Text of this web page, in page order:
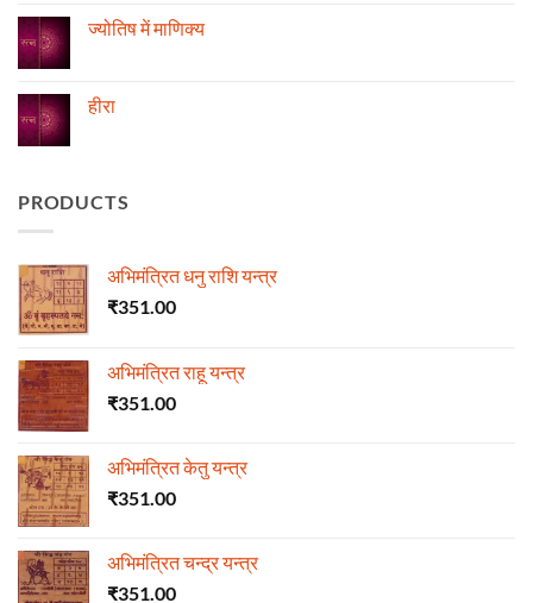
रुद्राक्ष
की
ज्योतिष में माणिक्य
ज्योतिष
मेंहीरा
PRODUCTS
अभिमंत्रित धनु राशि यन्त्र
₹351.00
अभिमंत्रित राहू यन्त्र
₹351.00
अभिमंत्रित केतु यन्त्र
₹351.00
अभिमंत्रित चन्द्र यन्त्र
₹351.00